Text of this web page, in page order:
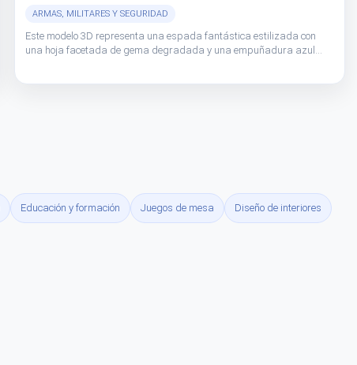
ARMAS, MILITARES Y SEGURIDAD
Este modelo 3D representa una espada fantástica estilizada con
una hoja facetada de gema degradada y una empuñadura azul
Educación y formación Juegos de mesa Diseño de interiores